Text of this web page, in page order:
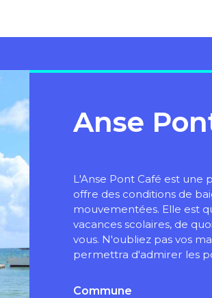
Anse
L'Anse Pont Café est une
offre des conditions de
mouvementées. Elle est
vacances scolaires, de
vous. N'oubliez pas vos
permettra d'admirer les
Commune